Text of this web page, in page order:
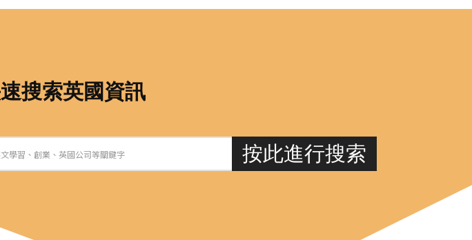
搜索英國資訊
學習、創業、英國公司等關鍵字 按此進行搜索